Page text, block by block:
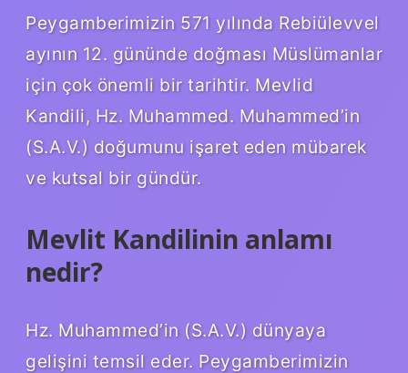
Peygamberimizin 571 yılında Rebiülevvel
ayının 12. gününde doğması Müslümanlar
için çok önemli bir tarihtir. Mevlid
Kandili, Hz. Muhammed. Muhammed’in
(S.A.V.) doğumunu işaret eden mübarek
ve kutsal bir gündür.
Mevlit Kandilinin anlamı
nedir?
Hz. Muhammed’in (S.A.V.) dünyaya
gelişini temsil eder. Peygamberimizin